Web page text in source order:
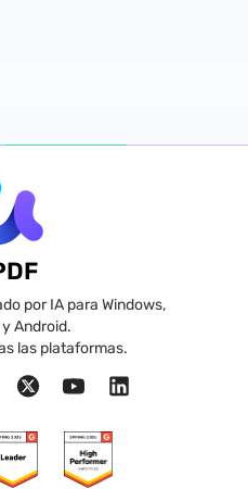
por IA para Windows,
y Android.
las plataformas.